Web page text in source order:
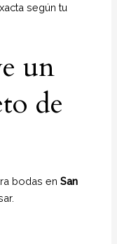
según tu
un
de
bodas enSan